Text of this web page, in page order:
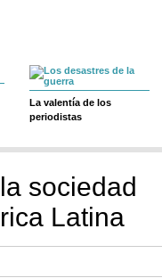
La valentía de los
periodistas
sociedad
Latina